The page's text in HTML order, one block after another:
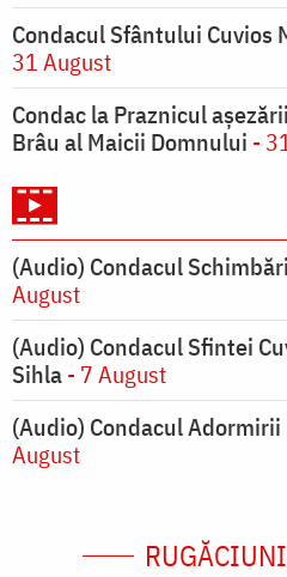
Condacul Sfântului Cuvios
31 August
Condac la Praznicul
Brâu al Maicii Domnului -
(Audio) Condacul
August
(Audio) Condacul Sfintei
Sihla- 7 August
(Audio) Condacul
August